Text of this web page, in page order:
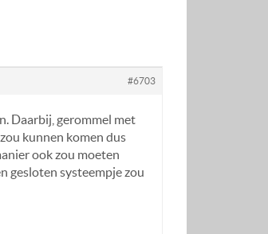
#6703
Daarbij, gerommel met
kunnen komen dus
ook zou moeten
gesloten systeempje zou